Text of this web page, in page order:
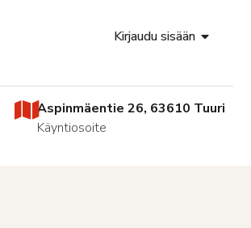
Kirjaudu sisään
Aspinmäentie 26, 63610 Tuuri
Käyntiosoite